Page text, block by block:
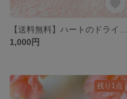
1,000円
残り1点